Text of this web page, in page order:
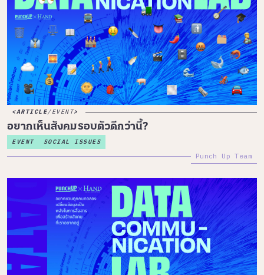
ARTICLE/EVENT
อยากเห็นสังคมรอบตัวดีกว่านี้?
EVENT SOCIAL ISSUES
Punch Up Team